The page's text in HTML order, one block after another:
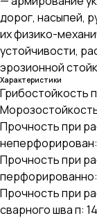
дорог, насыпей,
их физико-
устойчивости,
эрозионной
Характеристики
Грибостойкость
Прочность при
неперфорирован:
Прочность при
перфорированно:
Прочность при
сварного шва п: